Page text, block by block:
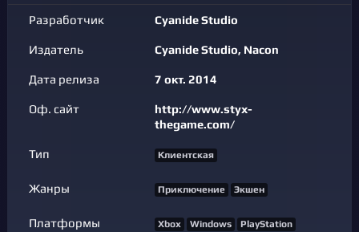
Разработчик Cyanide Studio
Издатель Cyanide Studio, Nacon
Дата релиза 7 окт. 2014
Оф. сайт
http://www.styx-
thegame.com/
Тип Клиентская
Жанры Приключение Экшен
Платформы Xbox Windows PlayStation